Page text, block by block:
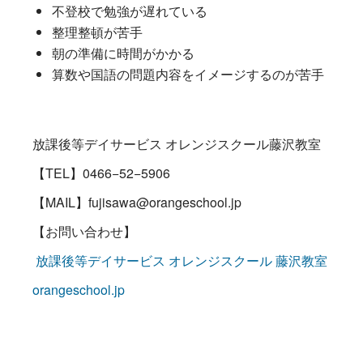
不登校で勉強が遅れている
整理整頓が苦手
朝の準備に時間がかかる
算数や国語の問題内容をイメージするのが苦手
放課後等デイサービス オレンジスクール藤沢教室
【TEL】0466−52−5906
【MAIL】fujisawa@orangeschool.jp
【お問い合わせ】
放課後等デイサービス オレンジスクール 藤沢教室
orangeschool.jp